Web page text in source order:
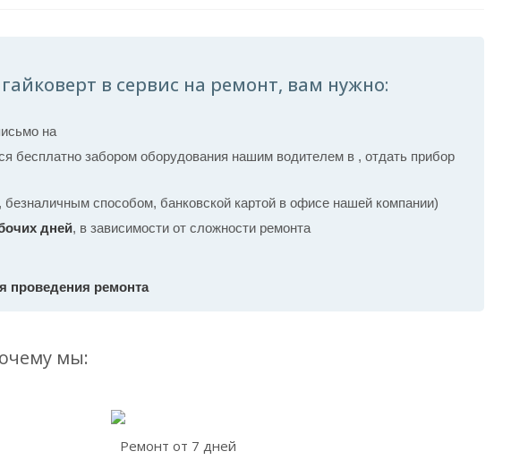
в сервис на ремонт, вам нужно:
на
бесплатно забором оборудования нашим водителем в , отдать прибор
способом, банковской картой в офисе нашей компании)
дней, в зависимости от сложности ремонта
проведения ремонта
мы:
Ремонт от 7 дней